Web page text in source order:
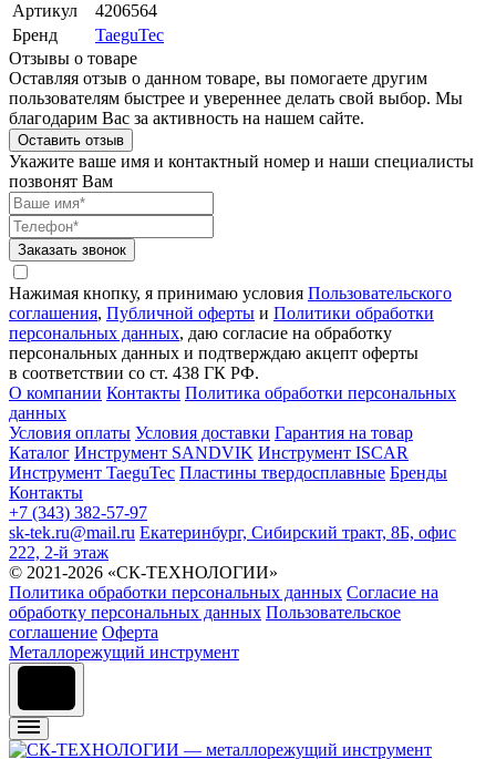
Артикул
4206564
Бренд
TaeguTec
Отзывы о товаре
Оставляя отзыв о данном товаре, вы помогаете другим
пользователям быстрее и увереннее делать свой выбор. Мы
благодарим Вас за активность на нашем сайте.
Оставить отзыв
Укажите ваше имя и контактный номер и наши специалисты
позвонят Вам
Заказать звонок
Нажимая кнопку, я принимаю условия Пользовательского
соглашения, Публичной оферты и Политики обработки
персональных данных, даю согласие на обработку
персональных данных и подтверждаю акцепт оферты
в соответствии со ст. 438 ГК РФ.
О компании Контакты Политика обработки персональных
данных
Условия оплаты Условия доставки Гарантия на товар
Каталог Инструмент SANDVIK Инструмент ISCAR
Инструмент TaeguTec Пластины твердосплавные Бренды
Контакты
+7 (343) 382-57-97
sk-tek.ru@mail.ru Екатеринбург, Сибирский тракт, 8Б, офис
222, 2-й этаж
© 2021-2026 «СК-ТЕХНОЛОГИИ»
Политика обработки персональных данных Согласие на
обработку персональных данных Пользовательское
соглашение Оферта
Металлорежущий инструмент